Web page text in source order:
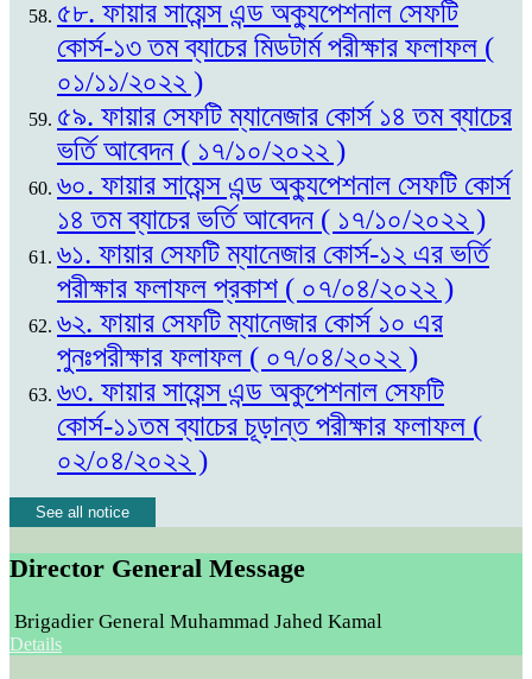
৫৮. ফায়ার সায়েন্স এন্ড অক্যুপেশনাল সেফটি
কোর্স-১৩ তম ব্যাচের মিডটার্ম পরীক্ষার ফলাফল (
০১/১১/২০২২ )
৫৯. ফায়ার সেফটি ম্যানেজার কোর্স ১৪ তম ব্যাচের
ভর্তি আবেদন ( ১৭/১০/২০২২ )
৬০. ফায়ার সায়েন্স এন্ড অক্যুপেশনাল সেফটি কোর্স
১৪ তম ব্যাচের ভর্তি আবেদন ( ১৭/১০/২০২২ )
৬১. ফায়ার সেফটি ম্যানেজার কোর্স-১২ এর ভর্তি
পরীক্ষার ফলাফল প্রকাশ ( ০৭/০৪/২০২২ )
৬২. ফায়ার সেফটি ম্যানেজার কোর্স ১০ এর
পুনঃপরীক্ষার ফলাফল ( ০৭/০৪/২০২২ )
৬৩. ফায়ার সায়েন্স এন্ড অকুপেশনাল সেফটি
কোর্স-১১তম ব্যাচের চূড়ান্ত পরীক্ষার ফলাফল (
০২/০৪/২০২২ )
See all notice
Director General Message
Brigadier General Muhammad Jahed Kamal
Details